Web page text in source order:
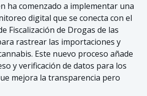
ha comenzado a implementar una
digital que se conecta con el
Fiscalización de Drogas de las
rastrear las importaciones y
Este nuevo proceso añade
y verificación de datos para los
mejora la transparencia pero